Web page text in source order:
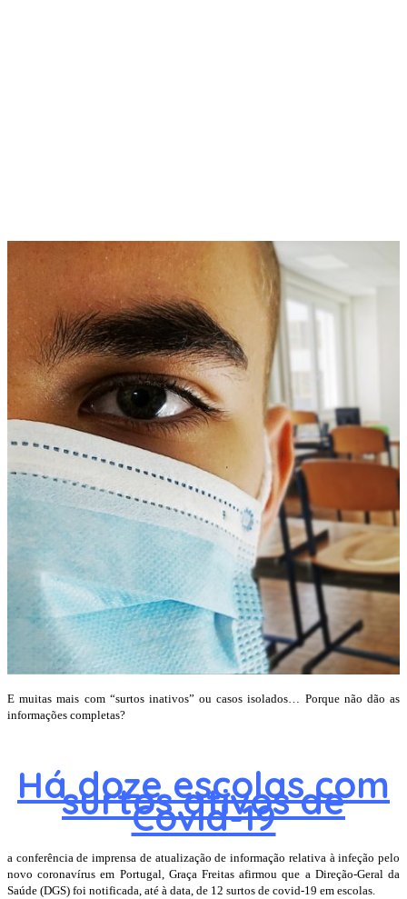
E muitas mais com “surtos inativos” ou casos isolados… Porque não dão as
informações completas?
Há doze escolas com
surtos ativos de
Covid-19
a conferência de imprensa de atualização de informação relativa à infeção pelo
novo coronavírus em Portugal, Graça Freitas afirmou que a Direção-Geral da
Saúde (DGS) foi notificada, até à data, de 12 surtos de covid-19 em escolas.